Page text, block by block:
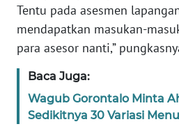
Tentu pada asesmen
mendapatkan masukan-
para asesor nanti,”
Baca Juga:
Wagub Gorontalo Minta
Sedikitnya 30 Variasi Menu
WN
SERAMBI
JAMBI
WN